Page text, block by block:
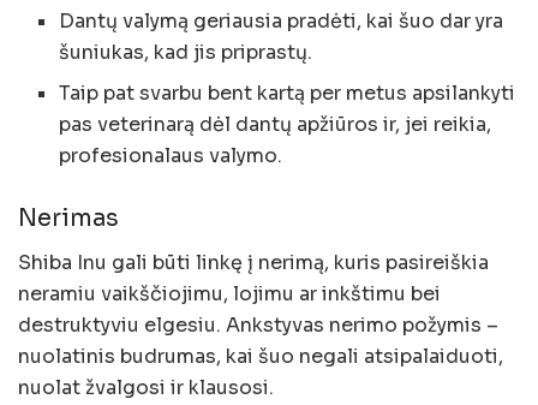
Dantų valymą geriausia pradėti, kai šuo dar yra
šuniukas, kad jis priprastų.
Taip pat svarbu bent kartą per metus apsilankyti
pas veterinarą dėl dantų apžiūros ir, jei reikia,
profesionalaus valymo.
Nerimas
Shiba Inu gali būti linkę į nerimą, kuris pasireiškia
neramiu vaikščiojimu, lojimu ar inkštimu bei
destruktyviu elgesiu. Ankstyvas nerimo požymis –
nuolatinis budrumas, kai šuo negali atsipalaiduoti,
nuolat žvalgosi ir klausosi.